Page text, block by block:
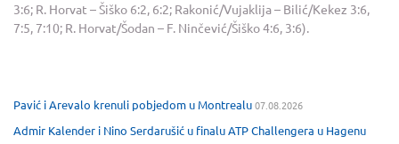
3:6; R. Horvat – Šiško 6:2, 6:2; Rakonić/Vujaklija – Bilić/Kekez 3:6,
7:5, 7:10; R. Horvat/Šodan – F. Ninčević/Šiško 4:6, 3:6).
Pavić i Arevalo krenuli pobjedom u Montrealu07.08.2026
Admir Kalender i Nino Serdarušić u finalu ATP Challengera u Hagenu